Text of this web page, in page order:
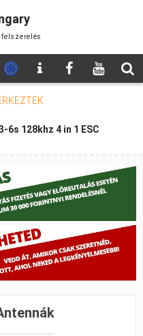
felszerelés
6s 128khz 4 in 1 ESC